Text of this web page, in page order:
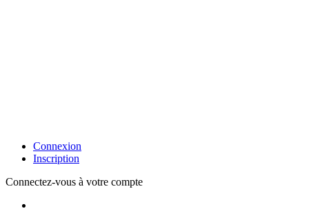
Connexion
Inscription
Connectez-vous à votre compte